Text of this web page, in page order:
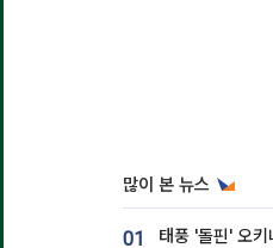
많이 본 뉴스
01